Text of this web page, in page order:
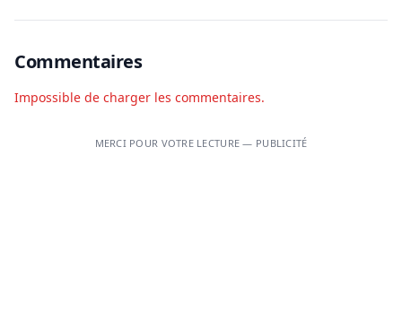
Commentaires
Impossible de charger les commentaires.
MERCI POUR VOTRE LECTURE — PUBLICITÉ